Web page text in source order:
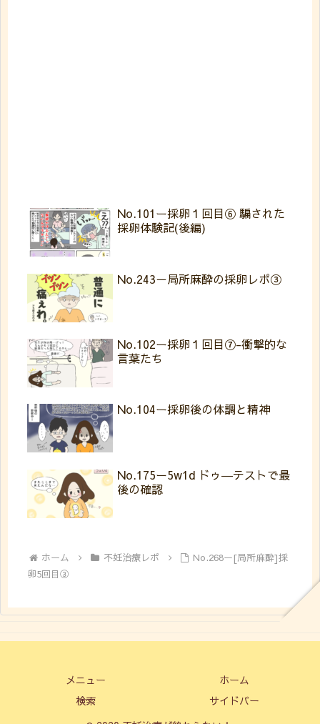
No.101ー採卵１回目⑥ 騙された
採卵体験記(後編)
No.243－局所麻酔の採卵レポ③
No.102ー採卵１回目⑦-衝撃的な
言葉たち
No.104ー採卵後の体調と精神
No.175ー5w1d ドゥ―テストで最
後の確認
ホーム 不妊治療レポ
No.268ー[局所麻酔]採
卵5回目③
メニュー
ホーム
検索
サイドバー